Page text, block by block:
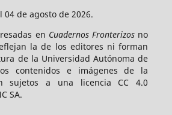
04 de agosto de 2026.
en Cuadernos Fronterizosno
la de los editores ni forman
de la Universidad Autónoma de
contenidos e imágenes de la
sujetos a una licencia CC 4.0
SA.